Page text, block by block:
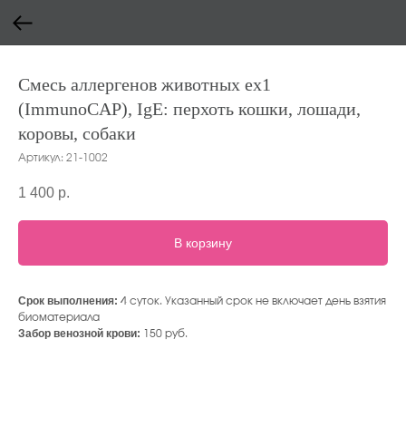
Смесь аллергенов животных ex1
(ImmunoCAP), IgE: перхоть кошки, лошади,
коровы, собаки
Артикул: 21-1002
1 400 р.
В корзину
Срок выполнения: 4 суток. Указанный срок не включает день взятия
биоматериала
Забор венозной крови: 150 руб.